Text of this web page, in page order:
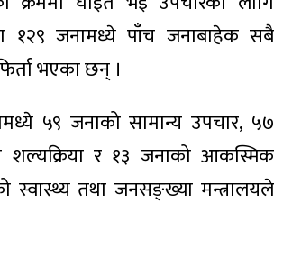
१२९ जनामध्ये पाँच जनाबाहेक सबै
भएका छन् ।
५९ जनाको सामान्य उपचार, ५७
शल्यक्रिया र १३ जनाको आकस्मिक
स्वास्थ्य तथा जनसङ्ख्या मन्त्रालयले